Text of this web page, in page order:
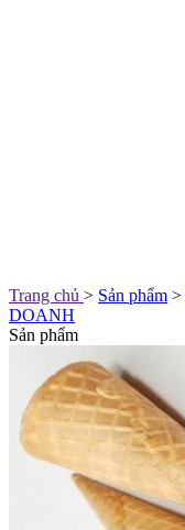
Trang chủ > Sản phẩm >
DOANH
Sản phẩm